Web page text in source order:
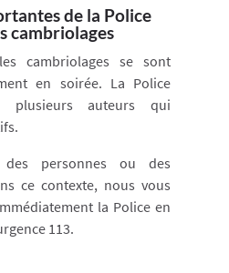
de la Police
cambriolages
cambriolages se sont
en soirée. La Police
auteurs qui
personnes ou des
ce contexte, nous vous
la Police en
113.